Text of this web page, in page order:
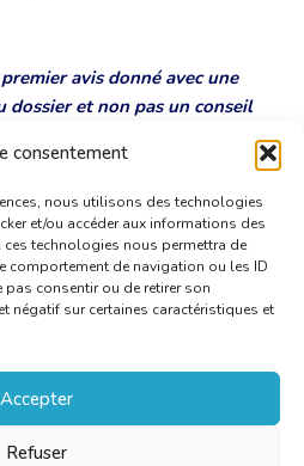
consentement
nous utilisons des technologies
et/ou accéder aux informations des
technologies nous permettra de
comportement de navigation ou les ID
pas consentir ou de retirer son
négatif sur certaines caractéristiques et
Accepter
Refuser
avis donné avec une
dossier et non pas un conseil